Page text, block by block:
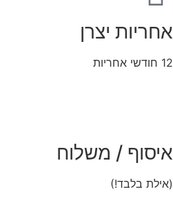
אחריות יצרן
12 חודשי אחריות
איסוף / משלוח
(אילת בלבד!)